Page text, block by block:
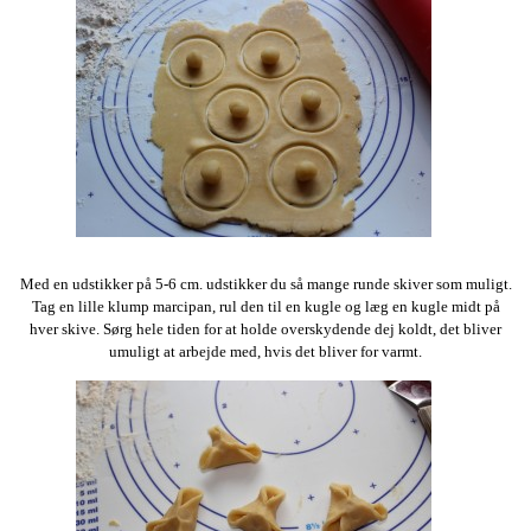
Med en udstikker på 5-6 cm. udstikker du så mange runde skiver som muligt.
Tag en lille klump marcipan, rul den til en kugle og læg en kugle midt på
hver skive. Sørg hele tiden for at holde overskydende dej koldt, det bliver
umuligt at arbejde med, hvis det bliver for varmt.